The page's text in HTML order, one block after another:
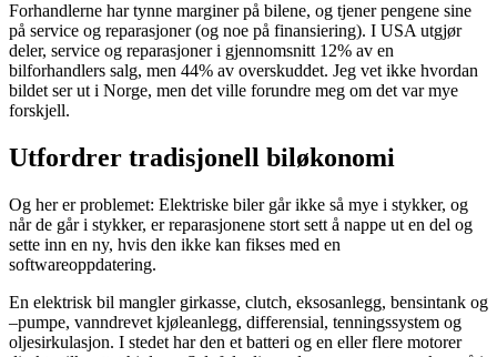
Forhandlerne har tynne marginer på bilene, og tjener pengene sine
på service og reparasjoner (og noe på finansiering). I USA utgjør
deler, service og reparasjoner i gjennomsnitt 12% av en
bilforhandlers salg, men 44% av overskuddet. Jeg vet ikke hvordan
bildet ser ut i Norge, men det ville forundre meg om det var mye
forskjell.
Utfordrer tradisjonell biløkonomi
Og her er problemet: Elektriske biler går ikke så mye i stykker, og
når de går i stykker, er reparasjonene stort sett å nappe ut en del og
sette inn en ny, hvis den ikke kan fikses med en
softwareoppdatering.
En elektrisk bil mangler girkasse, clutch, eksosanlegg, bensintank og
–pumpe, vanndrevet kjøleanlegg, differensial, tenningssystem og
oljesirkulasjon. I stedet har den et batteri og en eller flere motorer